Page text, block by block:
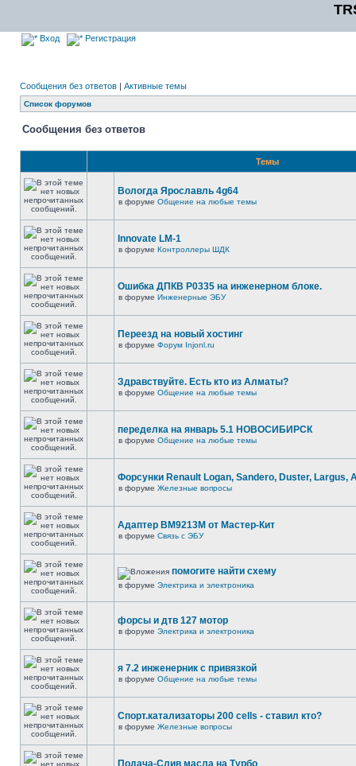
Вход Регистрация
Сообщения без ответов | Активные темы
Список форумов
Сообщения без ответов
Темы
Вологда Ярославль 4g64
в форуме Общение на любые темы
Innovate LM-1
в форуме Контроллеры ШДК
Ошибка ДПКВ Р0335 на инженерном блоке.
в форуме Инженерные ЭБУ
Переезд на новый хостинг
в форуме Форум Injonl.ru
Здравствуйте. Есть кто из Алматы?
в форуме Общение на любые темы
переделка на январь 5.1 НОВОСИБИРСК
в форуме Общение на любые темы
Форсунки Renault Logan, Sandero, Duster, Largus,
в форуме Железные вопросы
Адаптер BM9213M от Мастер-Кит
в форуме Связь с ЭБУ
помогите найти схему
в форуме Электрика и электроника
форсы и дтв 127 мотор
в форуме Электрика и электроника
я 7.2 инженерник с привязкой
в форуме Общение на любые темы
Спорт.катализаторы 200 cells - ставил кто?
в форуме Железные вопросы
Подача-Слив масла на Турбо